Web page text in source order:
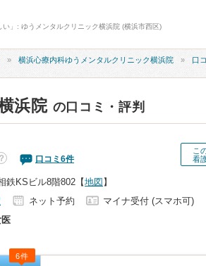
」: ゆうメンタルクリニック横浜院 (横浜市西区)
横浜心療内科ゆうメンタルクリニック横浜院 口
浜院 の口コミ・評判
こ
看
？ 口コミ 6件
鉄KSビル8階802 【地図 】
ネット予約
マイナ受付 (スマホ可)
6件